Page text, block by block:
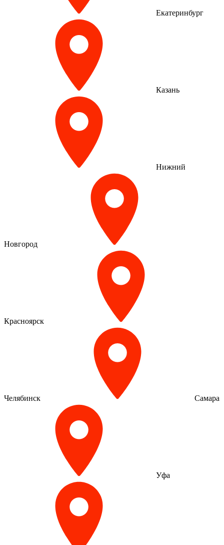
Екатеринбург
Казань
Нижний
Новгород
Красноярск
Челябинск Самара
Уфа